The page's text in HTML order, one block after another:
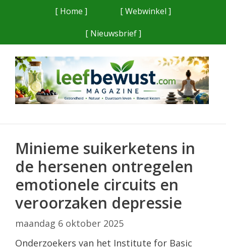
[ Home ]
[ Webwinkel ]
[ Nieuwsbrief ]
Minieme suikerketens in
de hersenen ontregelen
emotionele circuits en
veroorzaken depressie
maandag 6 oktober 2025
Onderzoekers van het Institute for Basic